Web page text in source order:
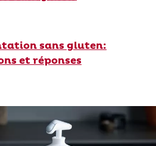
sans gluten:
et réponses